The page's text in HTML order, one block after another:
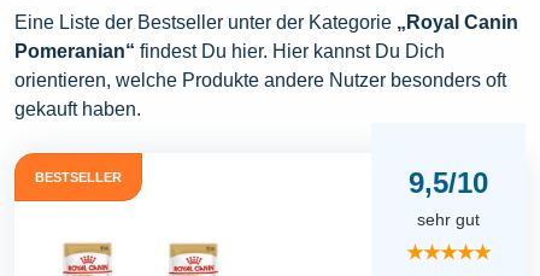
Eine Liste der Bestseller unter der Kategorie „Royal Canin
Pomeranian“ findest Du hier. Hier kannst Du Dich
orientieren, welche Produkte andere Nutzer besonders oft
gekauft haben.
BESTSELLER 9,5/10
sehr gut
★★★★★